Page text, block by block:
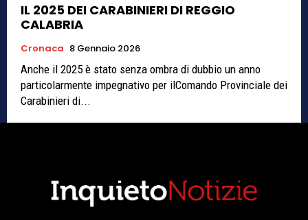
IL 2025 DEI CARABINIERI DI REGGIO
CALABRIA
Cronaca 8 Gennaio 2026
Anche il 2025 è stato senza ombra di dubbio un anno
particolarmente impegnativo per ilComando Provinciale dei
Carabinieri di...